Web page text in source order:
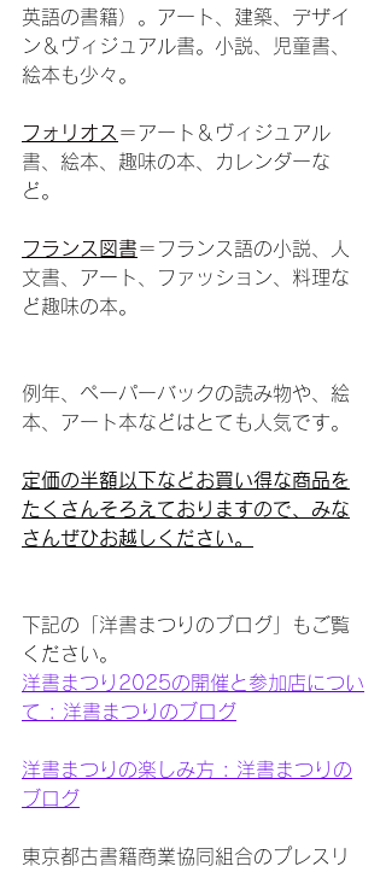
英語の書籍）。アート、建築、デザイ
ン＆ヴィジュアル書。小説、児童書、
絵本も少々。
フォリオス ＝アート＆ヴィジュアル
書、絵本、趣味の本、カレンダーな
ど。
フランス図書＝ フランス語の小説、人
文書、アート、ファッション、料理な
ど趣味の本。
例年、ペーパーバックの読み物や、絵
本、アート本などはとても人気です。
定価の半額以下などお買い得な商品を
たくさんそろえておりますので、みな
さんぜひお越しください。
下記の「洋書まつりのブログ」もご覧
ください。
洋書まつり2025の開催と参加店につい
て : 洋書まつりのブログ
洋書まつりの楽しみ方 : 洋書まつりの
ブログ
東京都古書籍商業協同組合のプレスリ